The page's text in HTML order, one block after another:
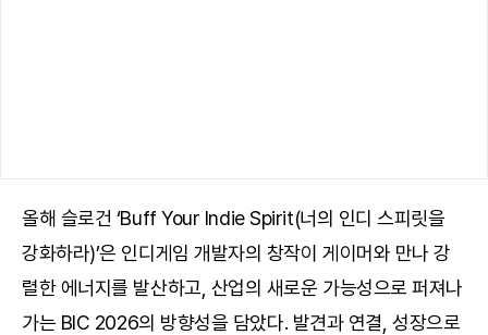
올해 슬로건 ‘Buff Your Indie Spirit(너의 인디 스피릿을
강화하라)’은 인디게임 개발자의 창작이 게이머와 만나 강
렬한 에너지를 발산하고, 산업의 새로운 가능성으로 퍼져나
가는 BIC 2026의 방향성을 담았다. 발견과 연결, 성장으로